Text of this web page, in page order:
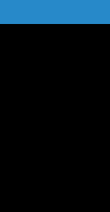
ke